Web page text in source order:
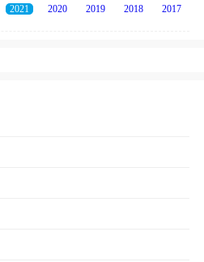
2021 2020 2019 2018 2017